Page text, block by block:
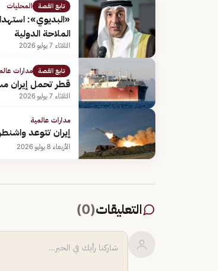
تابع القصة المحليات
«البديوي»:
الملاحة الدولية
الثلاثاء 7 يوليو 2026
تابع القصة مدارات
قطر تحمل إيران
الثلاثاء 7 يوليو 2026
مدارات عالمية
إيران تتوعد
الأربعاء 8 يوليو 2026
التعليقات(
0
)